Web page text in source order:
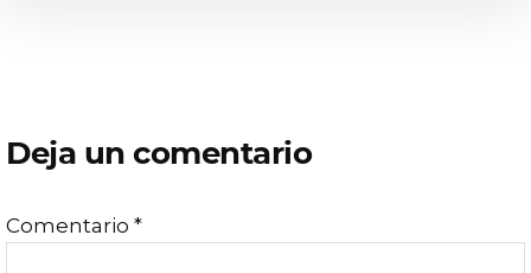
con
los
Deja un comentario
Comentario *